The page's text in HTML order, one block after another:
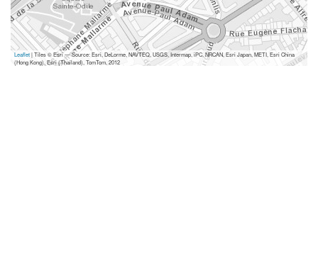
Leaflet| Tiles © Esri — Source: Esri, DeLorme, NAVTEQ, USGS, Intermap, iPC, NRCAN, Esri Japan, METI, Esri China
(Hong Kong), Esri (Thailand), TomTom, 2012